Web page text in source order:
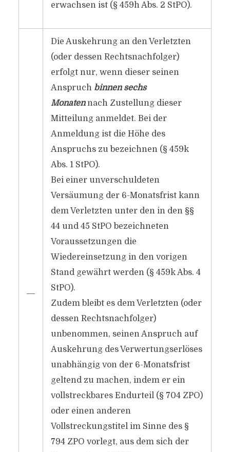
erwachsen ist (§ 459h Abs. 2 StPO).
―
Die Auskehrung an den Verletzten
(oder dessen Rechtsnachfolger)
erfolgt nur, wenn dieser seinen
Anspruch binnen sechs
Monatennach Zustellung dieser
Mitteilung anmeldet. Bei der
Anmeldung ist die Höhe des
Anspruchs zu bezeichnen (§ 459k
Abs. 1 StPO).
Bei einer unverschuldeten
Versäumung der 6-Monatsfrist kann
dem Verletzten unter den in den §§
44 und 45 StPO bezeichneten
Voraussetzungen die
Wiedereinsetzung in den vorigen
Stand gewährt werden (§ 459k Abs. 4
StPO).
Zudem bleibt es dem Verletzten (oder
dessen Rechtsnachfolger)
unbenommen, seinen Anspruch auf
Auskehrung des Verwertungserlöses
unabhängig von der 6-Monatsfrist
geltend zu machen, indem er ein
vollstreckbares Endurteil (§ 704 ZPO)
oder einen anderen
Vollstreckungstitel im Sinne des §
794 ZPO vorlegt, aus dem sich der